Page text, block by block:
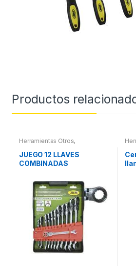
Productos
Herramientas Otros,
Herramientas De Mano
JUEGO 12 LLAVES
COMBINADAS